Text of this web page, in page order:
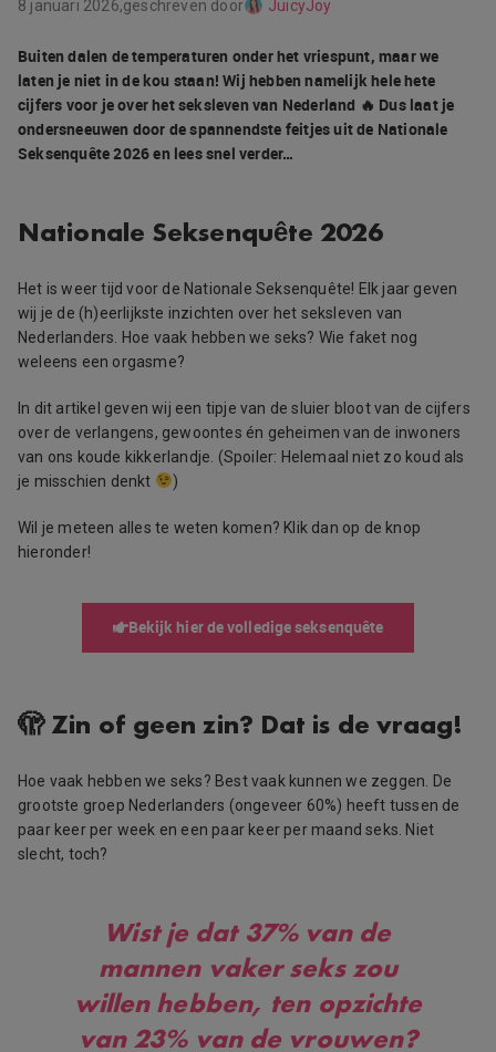
8 januari 2026,geschreven door JuicyJoy
Buiten dalen de temperaturen onder het vriespunt, maar we
laten je niet in de kou staan! Wij hebben namelijk hele hete
cijfers voor je over het seksleven van Nederland 🔥 Dus laat je
ondersneeuwen door de spannendste feitjes uit de Nationale
Seksenquête 2026 en lees snel verder…
Nationale Seksenquête 2026
Het is weer tijd voor de Nationale Seksenquête! Elk jaar geven
wij je de (h)eerlijkste inzichten over het seksleven van
Nederlanders. Hoe vaak hebben we seks? Wie faket nog
weleens een orgasme?
In dit artikel geven wij een tipje van de sluier bloot van de cijfers
over de verlangens, gewoontes én geheimen van de inwoners
van ons koude kikkerlandje. (Spoiler: Helemaal niet zo koud als
je misschien denkt
)
Wil je meteen alles te weten komen? Klik dan op de knop
hieronder!
Bekijk hier de volledige seksenquête
🫣 Zin of geen zin? Dat is de vraag!
Hoe vaak hebben we seks? Best vaak kunnen we zeggen. De
grootste groep Nederlanders (ongeveer 60%) heeft tussen de
paar keer per week en een paar keer per maand seks. Niet
slecht, toch?
Wist je dat 37% van de
mannen vaker seks zou
willen hebben, ten opzichte
van 23% van de vrouwen?